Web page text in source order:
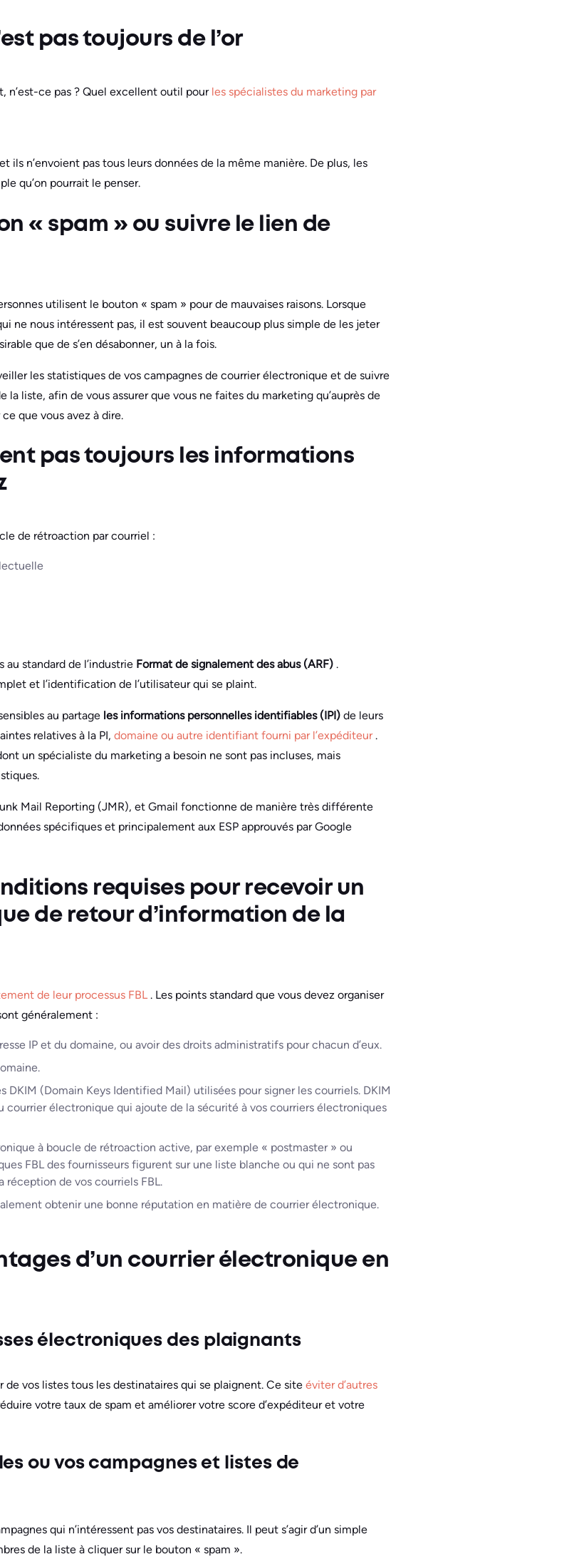
pas toujours de l’or
n’est-ce pas ? Quel excellent outil pour les spécialistes du marketing par
ils n’envoient pas tous leurs données de la même manière. De plus, les
qu’on pourrait le penser.
« spam » ou suivre le lien de
utilisent le bouton « spam » pour de mauvaises raisons. Lorsque
ne nous intéressent pas, il est souvent beaucoup plus simple de les jeter
que de s’en désabonner, un à la fois.
les statistiques de vos campagnes de courrier électronique et de suivre
la liste, afin de vous assurer que vous ne faites du marketing qu’auprès de
que vous avez à dire.
pas toujours les informations
de rétroaction par courriel :
au standard de l’industrie Format de signalement des abus (ARF) .
et l’identification de l’utilisateur qui se plaint.
au partage les informations personnelles identifiables (IPI) de leurs
relatives à la PI, domaine ou autre identifiant fourni par l’expéditeur.
un spécialiste du marketing a besoin ne sont pas incluses, mais
Mail Reporting (JMR), et Gmail fonctionne de manière très différente
spécifiques et principalement aux ESP approuvés par Google
requises pour recevoir un
de retour d’information de la
de leur processus FBL . Les points standard que vous devez organiser
généralement :
IP et du domaine, ou avoir des droits administratifs pour chacun d’eux.
DKIM (Domain Keys Identified Mail) utilisées pour signer les courriels. DKIM
électronique qui ajoute de la sécurité à vos courriers électroniques
à boucle de rétroaction active, par exemple « postmaster » ou
FBL des fournisseurs figurent sur une liste blanche ou qui ne sont pas
de vos courriels FBL.
obtenir une bonne réputation en matière de courrier électronique.
d’un courrier électronique en
électroniques des plaignants
de vos listes tous les destinataires qui se plaignent. Ce site éviter d’autres
votre taux de spam et améliorer votre score d’expéditeur et votre
ou vos campagnes et listes de
qui n’intéressent pas vos destinataires. Il peut s’agir d’un simple
de la liste à cliquer sur le bouton « spam ».